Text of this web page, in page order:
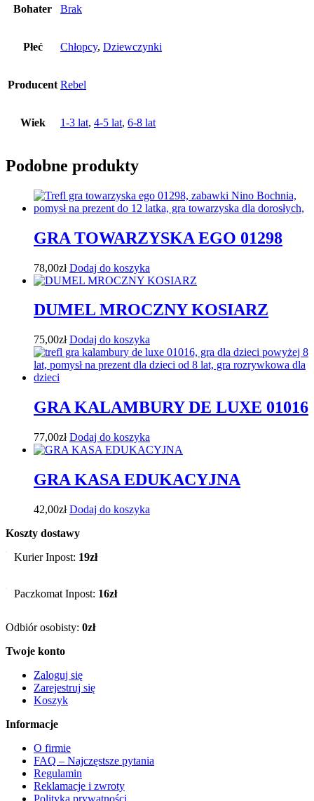
Bohater Brak
Płeć Chłopcy, Dziewczynki
Producent Rebel
Wiek 1-3 lat, 4-5 lat, 6-8 lat
Podobne produkty
GRA TOWARZYSKA EGO 01298
78,00zł Dodaj do koszyka
DUMEL MROCZNY KOSIARZ
75,00zł Dodaj do koszyka
GRA KALAMBURY DE LUXE 01016
77,00zł Dodaj do koszyka
GRA KASA EDUKACYJNA
42,00zł Dodaj do koszyka
Koszty dostawy
Kurier Inpost: 19zł
Paczkomat Inpost: 16zł
Odbiór osobisty: 0zł
Twoje konto
Zaloguj się
Zarejestruj się
Koszyk
Informacje
O firmie
FAQ – Najczęstsze pytania
Regulamin
Reklamacje i zwroty
Polityka prywatności